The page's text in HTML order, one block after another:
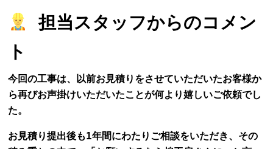
担当スタッフからのコメン
ト
今回の工事は、以前お見積りをさせていただいたお客様か
ら再びお声掛けいただいたことが何より嬉しいご依頼でし
た。
お見積り提出後も1年間にわたりご相談をいただき、 その